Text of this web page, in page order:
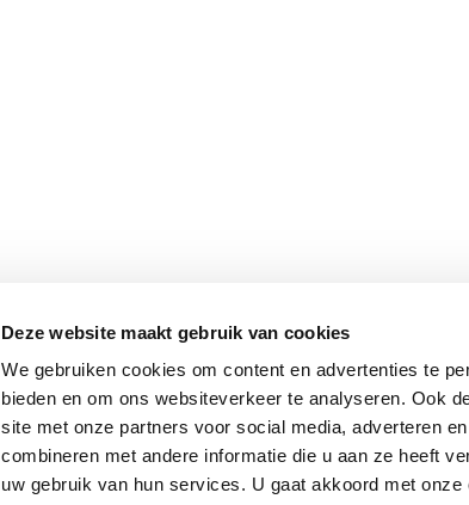
Deze website maakt gebruik van cookies
We gebruiken cookies om content en advertenties te
bieden en om ons websiteverkeer te analyseren. Ook
site met onze partners voor social media, adverteren
combineren met andere informatie die u aan ze heeft
uw gebruik van hun services. U gaat akkoord met